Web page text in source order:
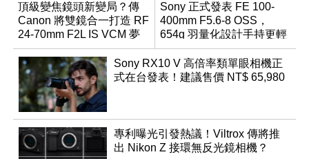
頂級變焦鏡頭新變局？傳
Canon 將雙鏡合一打造 RF
24-70mm F2L IS VCM 夢
幻規格
Sony 正式發表 FE 100-
400mm F5.6-8 OSS，
654g 羽量化設計手持更輕
鬆
Sony RX10 V 高倍率類單眼相機正
式在台發表！建議售價 NT$ 65,980
專利曝光引發熱議！Viltrox 傳將推
出 Nikon Z 接環無反光鏡相機？